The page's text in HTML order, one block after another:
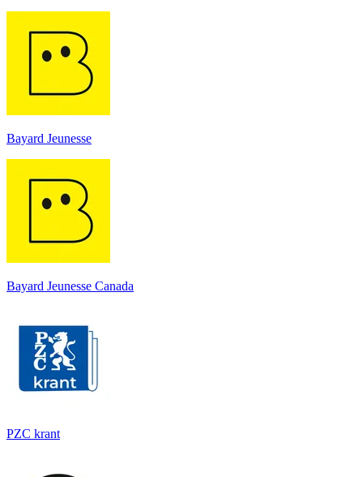
Bayard Jeunesse
Bayard Jeunesse Canada
PZC krant